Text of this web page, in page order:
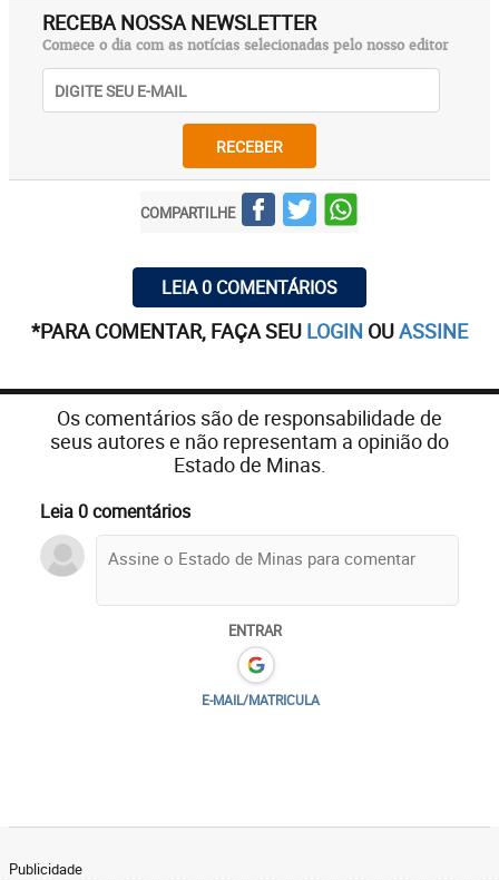
RECEBA NOSSA NEWSLETTER
Comece o dia com as notícias selecionadas pelo nosso editor
RECEBER
COMPARTILHE
LEIA 0 COMENTÁRIOS
*PARA COMENTAR, FAÇA SEU LOGIN OUASSINE
Os comentários são de responsabilidade de
seus autores e não representam a opinião do
Estado de Minas.
Leia 0 comentários
ENTRAR
E-MAIL/MATRICULA
Publicidade